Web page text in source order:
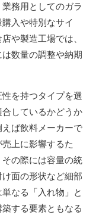
務用としてのガラ
入や特別なサイ
や製造工場では、
数量の調整や納期
を持つタイプを選
しているかどうか
ば飲料メーカーで
上に影響するた
の際には容量の統
面の形状など細部
なる「入れ物」と
する要素ともなる